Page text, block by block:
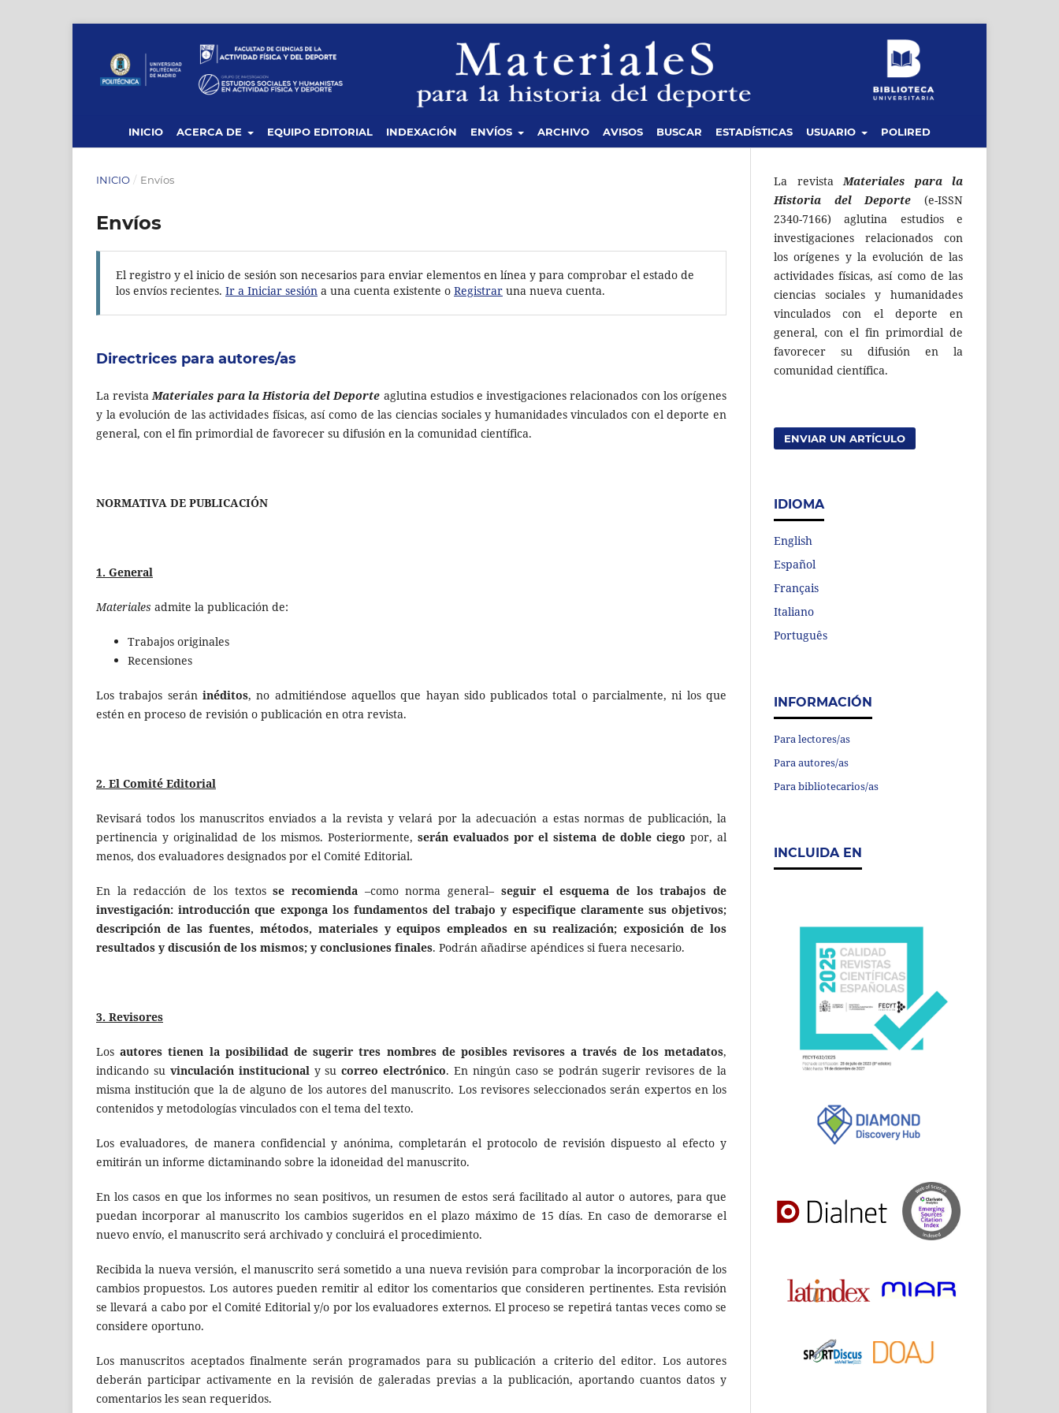
INICIO ACERCA DE EQUIPO EDITORIAL INDEXACIÓN ENVÍOS ARCHIVO AVISOS BUSCAR ESTADÍSTICAS USUARIO POLIRED
INICIO / Envíos
Envíos
El registro y el inicio de sesión son necesarios para enviar elementos en línea y para comprobar el estado de
los envíos recientes. Ir a Iniciar sesión a una cuenta existente o Registrar una nueva cuenta.
Directrices para autores/as
La revistaMateriales para la Historia del Deporte aglutina estudios e investigaciones relacionados con los orígenes
y la evolución de las actividades físicas, así como de las ciencias sociales y humanidades vinculados con el deporte en
general, con el fin primordial de favorecer su difusión en la comunidad científica.
NORMATIVA DE PUBLICACIÓN
1. General
Materiales admite la publicación de:
Trabajos originales
Recensiones
Los trabajos serán inéditos, no admitiéndose aquellos que hayan sido publicados total o parcialmente, ni los que
estén en proceso de revisión o publicación en otra revista.
2. El Comité Editorial
Revisará todos los manuscritos enviados a la revista y velará por la adecuación a estas normas de publicación, la
pertinencia y originalidad de los mismos. Posteriormente, serán evaluados por el sistema de doble ciego por, al
menos, dos evaluadores designados por el Comité Editorial.
En la redacción de los textosse recomienda–como norma general– seguir el esquema de los trabajos de
investigación: introducción que exponga los fundamentos del trabajo y especifique claramente sus objetivos;
descripción de las fuentes, métodos, materiales y equipos empleados en su realización; exposición de los
resultados y discusión de los mismos; y conclusiones finales. Podrán añadirse apéndices si fuera necesario.
3. Revisores
Losautores tienen la posibilidad de sugerir tres nombres de posibles revisores a través de los metadatos,
indicando suvinculación institucionaly sucorreo electrónico. En ningún caso se podrán sugerir revisores de la
misma institución que la de alguno de los autores del manuscrito. Los revisores seleccionados serán expertos en los
contenidos y metodologías vinculados con el tema del texto.
Los evaluadores, de manera confidencial y anónima, completarán el protocolo de revisión dispuesto al efecto y
emitirán un informe dictaminando sobre la idoneidad del manuscrito.
En los casos en que los informes no sean positivos, un resumen de estos será facilitado al autor o autores, para que
puedan incorporar al manuscrito los cambios sugeridos en el plazo máximo de 15 días. En caso de demorarse el
nuevo envío, el manuscrito será archivado y concluirá el procedimiento.
Recibida la nueva versión, el manuscrito será sometido a una nueva revisión para comprobar la incorporación de los
cambios propuestos. Los autores pueden remitir al editor los comentarios que consideren pertinentes. Esta revisión
se llevará a cabo por el Comité Editorial y/o por los evaluadores externos. El proceso se repetirá tantas veces como se
considere oportuno.
Los manuscritos aceptados finalmente serán programados para su publicación a criterio del editor. Los autores
deberán participar activamente en la revisión de galeradas previas a la publicación, aportando cuantos datos y
comentarios les sean requeridos.
La revistaMateriales para la
Historia del Deporte (e-ISSN
2340-7166) aglutina estudios e
investigaciones relacionados con
los orígenes y la evolución de las
actividades físicas, así como de las
ciencias sociales y humanidades
vinculados con el deporte en
general, con el fin primordial de
favorecer su difusión en la
comunidad científica.
ENVIAR UN ARTÍCULO
IDIOMA
English
Español
Français
Italiano
Português
INFORMACIÓN
Para lectores/as
Para autores/as
Para bibliotecarios/as
INCLUIDA EN